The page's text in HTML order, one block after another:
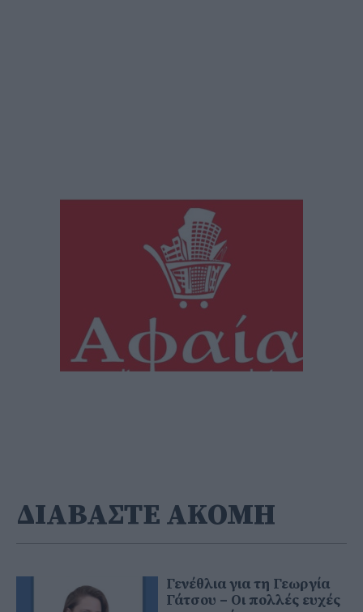
ΔΙΑΒΑΣΤΕ ΑΚΟΜΗ
Γενέθλια για τη Γεωργία
Γάτσου – Οι πολλές ευχές